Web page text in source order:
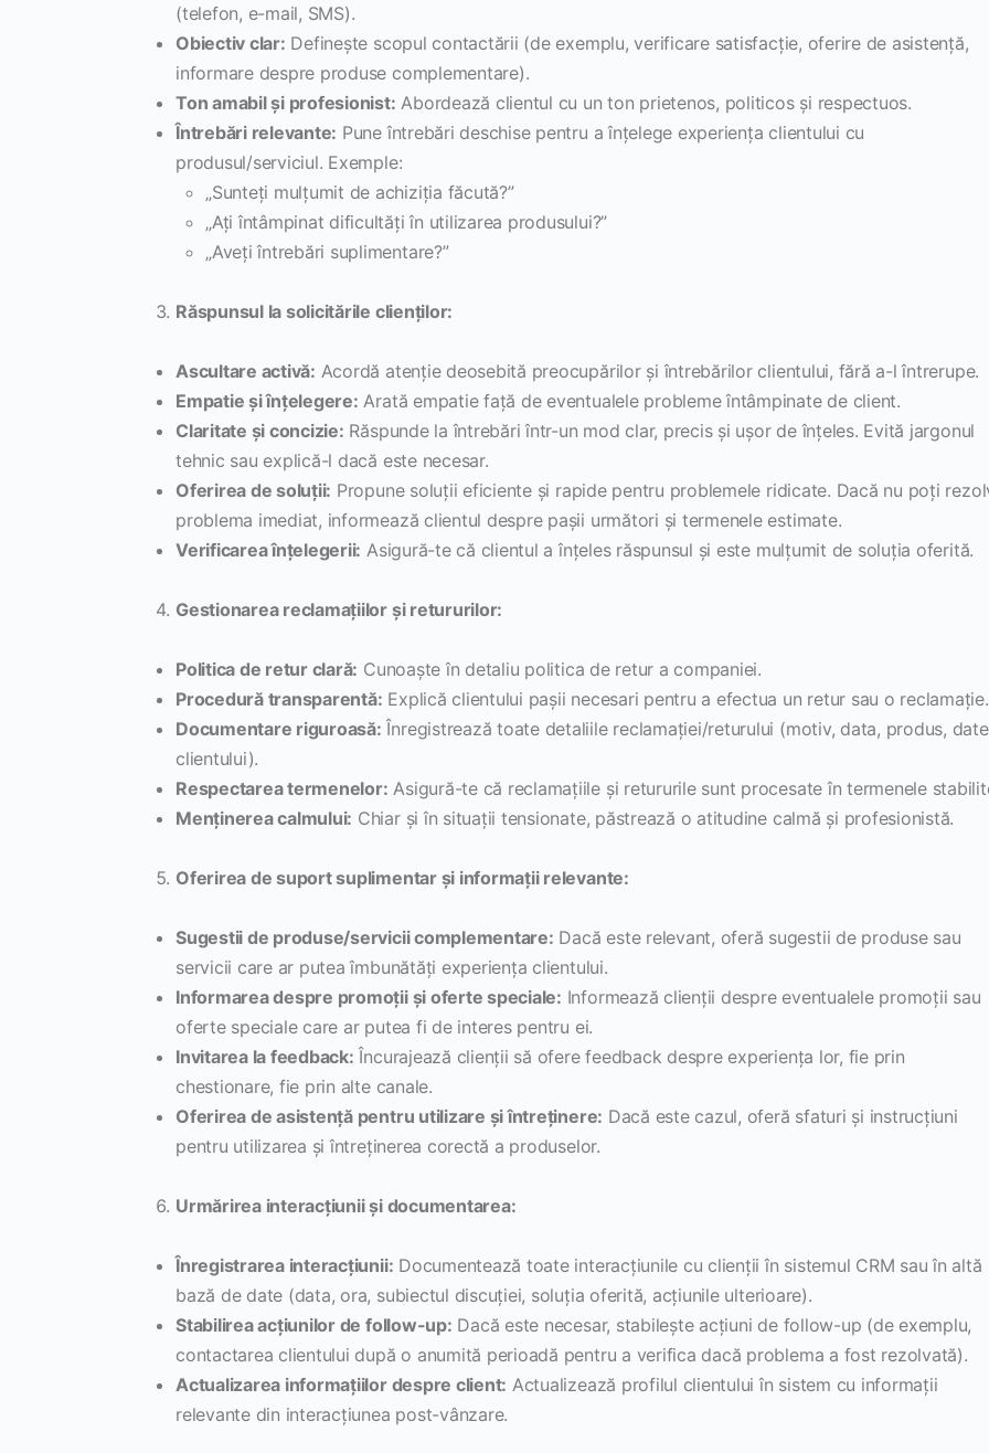
(telefon, e-mail, SMS).
Obiectiv clar: Definește scopul contactării (de exemplu, verificare satisfacție, oferire de asistență,
informare despre produse complementare).
Ton amabil și profesionist: Abordează clientul cu un ton prietenos, politicos și respectuos.
Întrebări relevante: Pune întrebări deschise pentru a înțelege experiența clientului cu
produsul/serviciul. Exemple:
„Sunteți mulțumit de achiziția făcută?”
„Ați întâmpinat dificultăți în utilizarea produsului?”
„Aveți întrebări suplimentare?”
Răspunsul la solicitările clienților:
Ascultare activă: Acordă atenție deosebită preocupărilor și întrebărilor clientului, fără a-l întrerupe.
Empatie și înțelegere: Arată empatie față de eventualele probleme întâmpinate de client.
Claritate și concizie: Răspunde la întrebări într-un mod clar, precis și ușor de înțeles. Evită jargonul
tehnic sau explică-l dacă este necesar.
Oferirea de soluții: Propune soluții eficiente și rapide pentru problemele ridicate. Dacă nu poți
problema imediat, informează clientul despre pașii următori și termenele estimate.
Verificarea înțelegerii: Asigură-te că clientul a înțeles răspunsul și este mulțumit de soluția oferită.
Gestionarea reclamațiilor și retururilor:
Politica de retur clară: Cunoaște în detaliu politica de retur a companiei.
Procedură transparentă: Explică clientului pașii necesari pentru a efectua un retur sau o reclamație.
Documentare riguroasă: Înregistrează toate detaliile reclamației/returului (motiv, data, produs,
clientului).
Respectarea termenelor: Asigură-te că reclamațiile și retururile sunt procesate în termenele
Menținerea calmului: Chiar și în situații tensionate, păstrează o atitudine calmă și profesionistă.
Oferirea de suport suplimentar și informații relevante:
Sugestii de produse/servicii complementare: Dacă este relevant, oferă sugestii de produse sau
servicii care ar putea îmbunătăți experiența clientului.
Informarea despre promoții și oferte speciale: Informează clienții despre eventualele promoții sau
oferte speciale care ar putea fi de interes pentru ei.
Invitarea la feedback: Încurajează clienții să ofere feedback despre experiența lor, fie prin
chestionare, fie prin alte canale.
Oferirea de asistență pentru utilizare și întreținere: Dacă este cazul, oferă sfaturi și instrucțiuni
pentru utilizarea și întreținerea corectă a produselor.
Urmărirea interacțiunii și documentarea:
Înregistrarea interacțiunii: Documentează toate interacțiunile cu clienții în sistemul CRM sau în altă
bază de date (data, ora, subiectul discuției, soluția oferită, acțiunile ulterioare).
Stabilirea acțiunilor de follow-up: Dacă este necesar, stabilește acțiuni de follow-up (de exemplu,
contactarea clientului după o anumită perioadă pentru a verifica dacă problema a fost rezolvată).
Actualizarea informațiilor despre client: Actualizează profilul clientului în sistem cu informații
relevante din interacțiunea post-vânzare.